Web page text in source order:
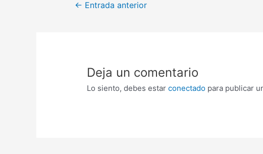
← Entrada anterior
Deja un comentario
Lo siento, debes estarconectado para publicar